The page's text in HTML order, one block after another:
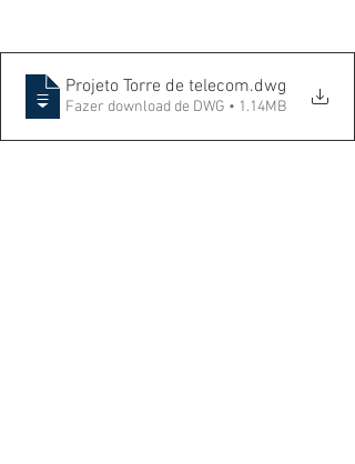
Projeto Torre de telecom.dwg
Fazer download de DWG • 1.14MB